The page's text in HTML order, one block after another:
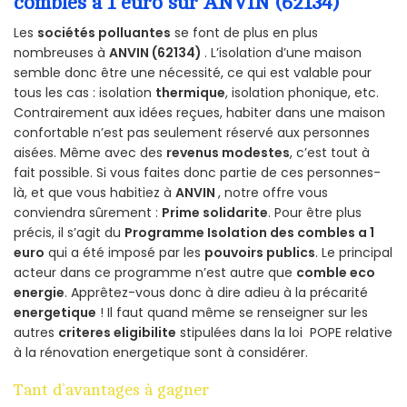
Les sociétés polluantes se font de plus en plus
nombreuses à ANVIN (62134) . L’isolation d’une maison
semble donc être une nécessité, ce qui est valable pour
tous les cas : isolation thermique, isolation phonique, etc.
Contrairement aux idées reçues, habiter dans une maison
confortable n’est pas seulement réservé aux personnes
aisées. Même avec des revenus modestes, c’est tout à
fait possible. Si vous faites donc partie de ces personnes-
là, et que vous habitiez à ANVIN , notre offre vous
conviendra sûrement : Prime solidarite. Pour être plus
précis, il s’agit du Programme Isolation des combles a 1
euro qui a été imposé par les pouvoirs publics. Le principal
acteur dans ce programme n’est autre que comble eco
energie. Apprêtez-vous donc à dire adieu à la précarité
energetique ! Il faut quand même se renseigner sur les
autres criteres eligibilite stipulées dans la loi POPE relative
à la rénovation energetique sont à considérer.
Tant d’avantages à gagner